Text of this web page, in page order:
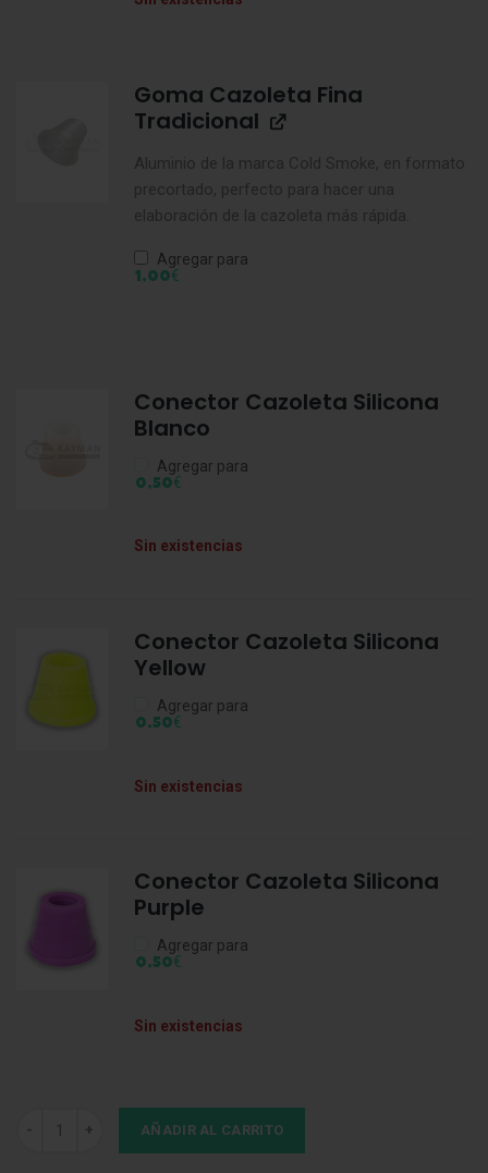
Goma Cazoleta Fina
Tradicional
Aluminio de la marca Cold Smoke, en formato
precortado, perfecto para hacer una
elaboración de la cazoleta más rápida.
Agregar para
1,00€
Conector Cazoleta Silicona
Blanco
Agregar para
0,50€
Sin existencias
Conector Cazoleta Silicona
Yellow
Agregar para
0,50€
Sin existencias
Conector Cazoleta Silicona
Purple
Agregar para
0,50€
Sin existencias
Conector Cazoleta Silicona Negro Estriado cantidad
AÑADIR AL CARRITO